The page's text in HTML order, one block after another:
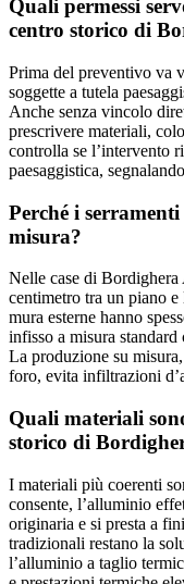
Quali permessi
centro storico di
Prima del preventivo va
soggette a tutela
Anche senza vincolo
prescrivere materiali,
controlla se l’intervento
paesaggistica,
Perché i
misura?
Nelle case di
centimetro tra un piano
mura esterne hanno
infisso a misura
La produzione su
foro, evita infiltrazioni
Quali materiali
storico di
I materiali più coerenti
consente, l’alluminio
originaria e si presta a
tradizionali restano la
l’alluminio a taglio